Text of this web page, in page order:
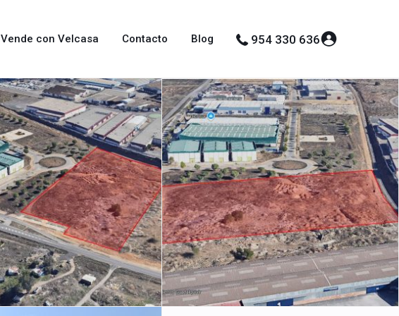
Vende con Velcasa Contacto Blog 954 330 636